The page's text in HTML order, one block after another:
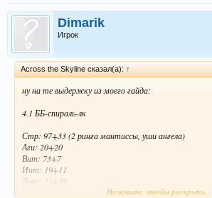
Dimarik
Игрок
Across the Skyline сказал(а): ↑
ну на те выдержку из моего гайда:
4.1 ББ-спираль-лк
Стр: 97+33 (2 ринга мантиссы, уши ангела)
Аги: 20+20
Вит: 73+7
Инт: 19+11
Декс: 51+19
Нажмите, чтобы раскрыть...